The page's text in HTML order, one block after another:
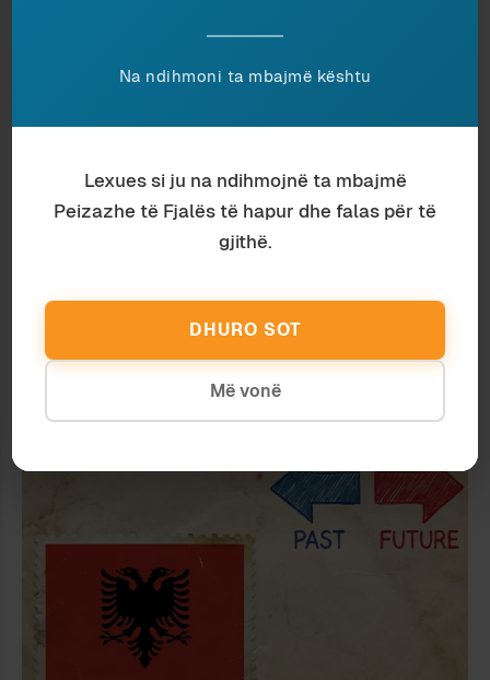
Na ndihmoni ta mbajmë kështu
Lexues si ju na ndihmojnë ta mbajmë
Peizazhe të Fjalës të hapur dhe falas për të
gjithë.
DHURO SOT
Më vonë